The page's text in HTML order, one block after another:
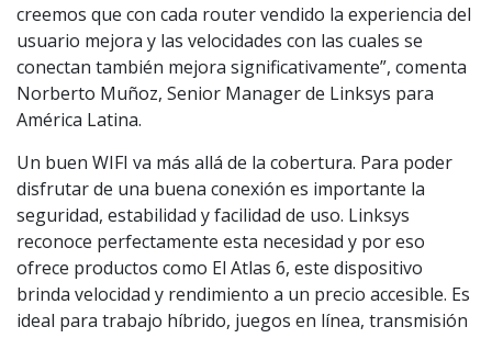
creemos que con cada router vendido la experiencia del
usuario mejora y las velocidades con las cuales se
conectan también mejora significativamente”, comenta
Norberto Muñoz, Senior Manager de Linksys para
América Latina.
Un buen WIFI va más allá de la cobertura. Para poder
disfrutar de una buena conexión es importante la
seguridad, estabilidad y facilidad de uso. Linksys
reconoce perfectamente esta necesidad y por eso
ofrece productos como El Atlas 6, este dispositivo
brinda velocidad y rendimiento a un precio accesible. Es
ideal para trabajo híbrido, juegos en línea, transmisión